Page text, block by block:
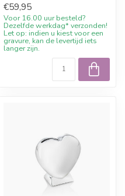
welcome dis...
€59,95
Voor 16.00 uur besteld?
Dezelfde werkdag* verzonden!
Let op: indien u kiest voor een
gravure, kan de levertijd iets
langer zijn.